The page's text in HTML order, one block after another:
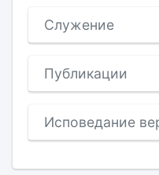
Служение
Публикации
Исповедание